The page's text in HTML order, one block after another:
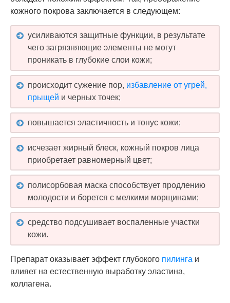
кожного покрова заключается в следующем:
усиливаются защитные функции, в результате
чего загрязняющие элементы не могут
проникать в глубокие слои кожи;
происходит сужение пор, избавление от угрей,
прыщей и черных точек;
повышается эластичность и тонус кожи;
исчезает жирный блеск, кожный покров лица
приобретает равномерный цвет;
полисорбовая маска способствует продлению
молодости и борется с мелкими морщинами;
средство подсушивает воспаленные участки
кожи.
Препарат оказывает эффект глубокого пилинга и
влияет на естественную выработку эластина,
коллагена.